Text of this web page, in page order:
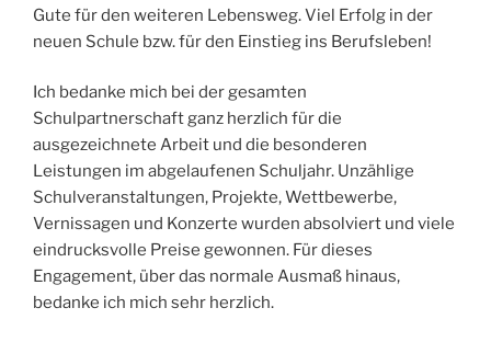
Gute für den weiteren Lebensweg. Viel Erfolg in der
neuen Schule bzw. für den Einstieg ins Berufsleben!
Ich bedanke mich bei der gesamten
Schulpartnerschaft ganz herzlich für die
ausgezeichnete Arbeit und die besonderen
Leistungen im abgelaufenen Schuljahr. Unzählige
Schulveranstaltungen, Projekte, Wettbewerbe,
Vernissagen und Konzerte wurden absolviert und viele
eindrucksvolle Preise gewonnen. Für dieses
Engagement, über das normale Ausmaß hinaus,
bedanke ich mich sehr herzlich.